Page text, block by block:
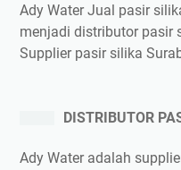
Ady Water Jual pasir
menjadi distributor pasir
Supplier pasir silika
DISTRIBUTOR
Ady Water adalah